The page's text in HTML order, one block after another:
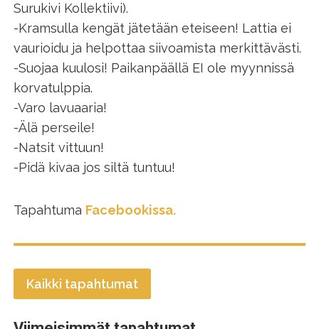
Surukivi Kollektiivi).
-Kramsulla kengät jätetään eteiseen! Lattia ei
vaurioidu ja helpottaa siivoamista merkittävästi.
-Suojaa kuulosi! Paikanpäällä EI ole myynnissä
korvatulppia.
-Varo lavuaaria!
-Älä perseile!
-Natsit vittuun!
-Pidä kivaa jos siltä tuntuu!
Tapahtuma Facebookissa.
Kaikki tapahtumat